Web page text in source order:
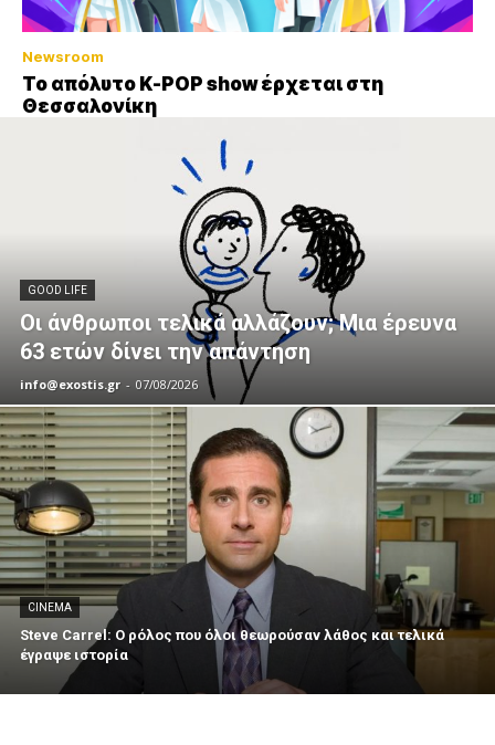
Newsroom
Το απόλυτο K-POP show έρχεται στη
Θεσσαλονίκη
GOOD LIFE
Οι άνθρωποι τελικά αλλάζουν; Μια έρευνα
63 ετών δίνει την απάντηση
info@exostis.gr - 07/08/2026
CINEMA
Steve Carrel: Ο ρόλος που όλοι θεωρούσαν λάθος και τελικά
έγραψε ιστορία